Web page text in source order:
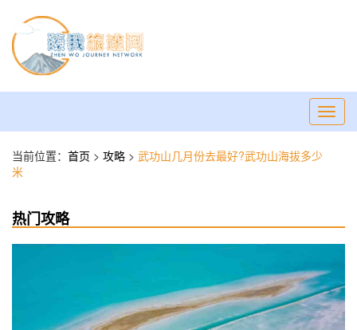
当前位置： 首页 > 攻略 > ​武功山几月份去最好?武功山海拔多少
米
热门攻略